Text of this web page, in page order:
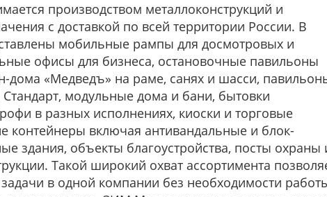
производством металлоконструкций и
с доставкой по всей территории России. В
мобильные рампы для досмотровых и
офисы для бизнеса, остановочные павильоны
дома «Медведъ» на раме, санях и шасси,
модульные дома и бани, бытовки
в разных исполнениях, киоски и торговые
контейнеры включая антивандальные и блок-
здания, объекты благоустройства, посты охраны
Такой широкий охват ассортимента
в одной компании без необходимости